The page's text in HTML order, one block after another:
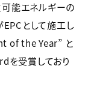
能エネルギーの
として施工し
of the Year” と
を受賞しており